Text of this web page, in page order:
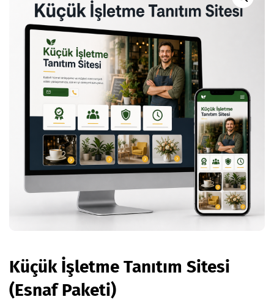
Küçük İşletme Tanıtım Sitesi
(Esnaf Paketi)